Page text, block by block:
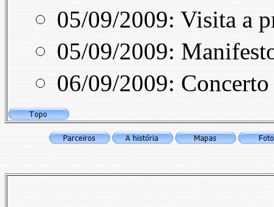
05/09/2009: Visita a
05/09/2009:
06/09/2009: